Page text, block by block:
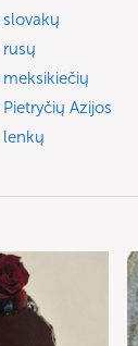
slovakų
rusų
meksikiečių
Pietryčių Azijos
lenkų